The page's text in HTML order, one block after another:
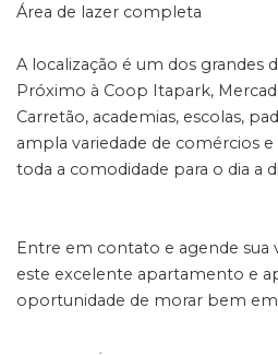
Área de lazer completa
A localização é um dos grandes
Próximo à Coop Itapark,
Carretão, academias, escolas,
ampla variedade de comércios
toda a comodidade para o dia a
Entre em contato e agende sua
este excelente apartamento e
oportunidade de morar bem em